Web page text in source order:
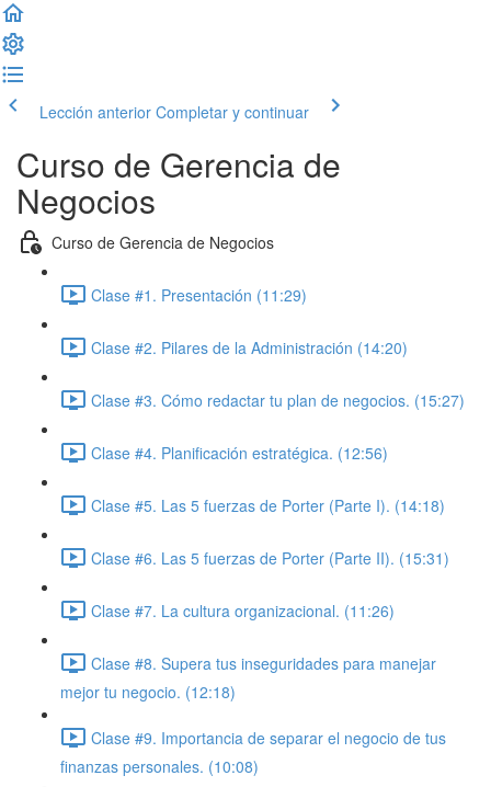
Lección anterior Completar y continuar
Curso de Gerencia de
Negocios
Curso de Gerencia de Negocios
Clase #1. Presentación (11:29)
Clase #2. Pilares de la Administración (14:20)
Clase #3. Cómo redactar tu plan de negocios. (15:27)
Clase #4. Planificación estratégica. (12:56)
Clase #5. Las 5 fuerzas de Porter (Parte I). (14:18)
Clase #6. Las 5 fuerzas de Porter (Parte II). (15:31)
Clase #7. La cultura organizacional. (11:26)
Clase #8. Supera tus inseguridades para manejar
mejor tu negocio. (12:18)
Clase #9. Importancia de separar el negocio de tus
finanzas personales. (10:08)